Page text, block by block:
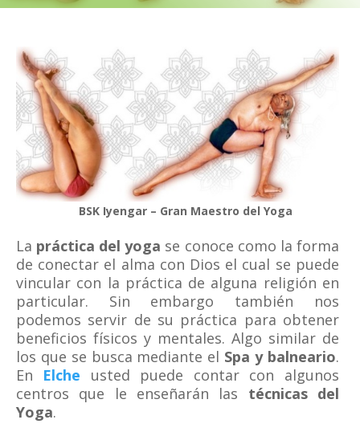
BSK Iyengar – Gran Maestro del Yoga
La práctica del yoga se conoce como la forma
de conectar el alma con Dios el cual se puede
vincular con la práctica de alguna religión en
particular. Sin embargo también nos
podemos servir de su práctica para obtener
beneficios físicos y mentales. Algo similar de
los que se busca mediante el Spa y balneario.
En Elche usted puede contar con algunos
centros que le enseñarán las técnicas del
Yoga.